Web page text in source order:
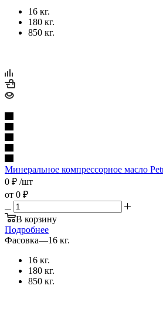
16 кг.
180 кг.
850 кг.
Минеральное компрессорное масло
0 ₽ /шт
от 0 ₽
В корзину
Подробнее
Фасовка—16 кг.
16 кг.
180 кг.
850 кг.